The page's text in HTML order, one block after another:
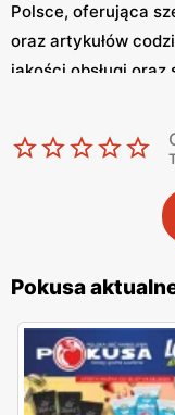
Polsce, oferująca
oraz artykułów
jakości obsługi
zdobyła uznanie
zakupy w
polskim rynku, sieć
zaufały tysiące
elementów
gazetki
tygodnie,
gazetkite
i
planować swoje
Każdagazetka
dostępnych w
Pokusa